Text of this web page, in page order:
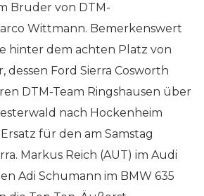
Bruder von DTM-
Wittmann. Bemerkenswert
hinter dem achten Platz von
dessen Ford Sierra Cosworth
DTM-Team Ringshausen über
nach Hockenheim
für den am Samstag
Markus Reich (AUT) im Audi
Adi Schumann im BMW 635